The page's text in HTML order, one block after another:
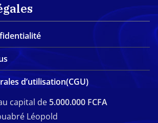
d’utilisation(CGU)
capital de 5.000.000 FCFA
Léopold